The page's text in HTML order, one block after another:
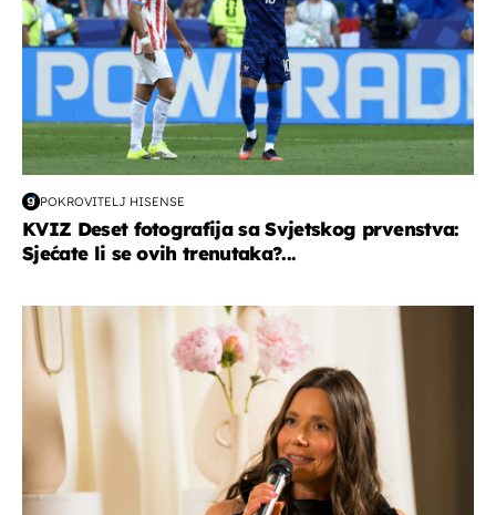
POKROVITELJ HISENSE
KVIZ Deset fotografija sa Svjetskog prvenstva:
Sjećate li se ovih trenutaka?...
moda & ljepota